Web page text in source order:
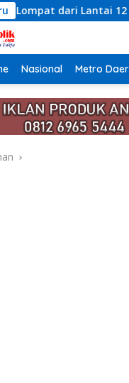
Berawal dari
Nasional Metro